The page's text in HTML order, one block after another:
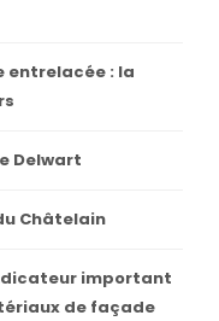
entrelacée : la
Delwart
Châtelain
important
de façade